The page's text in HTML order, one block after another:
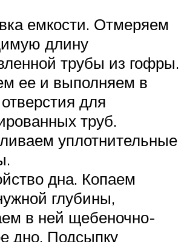
емкости. Отмеряем
длину
трубы из гофры.
ее и выполняем в
для
труб.
уплотнительные
дна. Копаем
глубины,
в ней щебеночно-
дно. Подсыпку